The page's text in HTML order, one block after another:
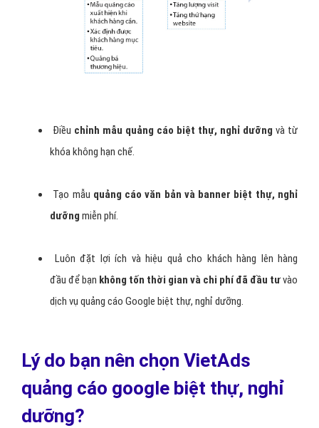
Điều chỉnh mẫu quảng cáo biệt thự, nghỉ dưỡng và từ
khóa không hạn chế.
Tạo mẫu quảng cáo văn bản và banner biệt thự, nghỉ
dưỡng miễn phí.
Luôn đặt lợi ích và hiệu quả cho khách hàng lên hàng
đầu để bạn không tốn thời gian và chi phí đã đầu tưvào
dịch vụ quảng cáo Google biệt thự, nghỉ dưỡng.
Lý do bạn nên chọn VietAds
quảng cáo google biệt thự, nghỉ
dưỡng?